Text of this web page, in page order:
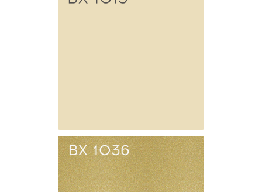
Жемчужно-
BX 1015
Слоновая
кость